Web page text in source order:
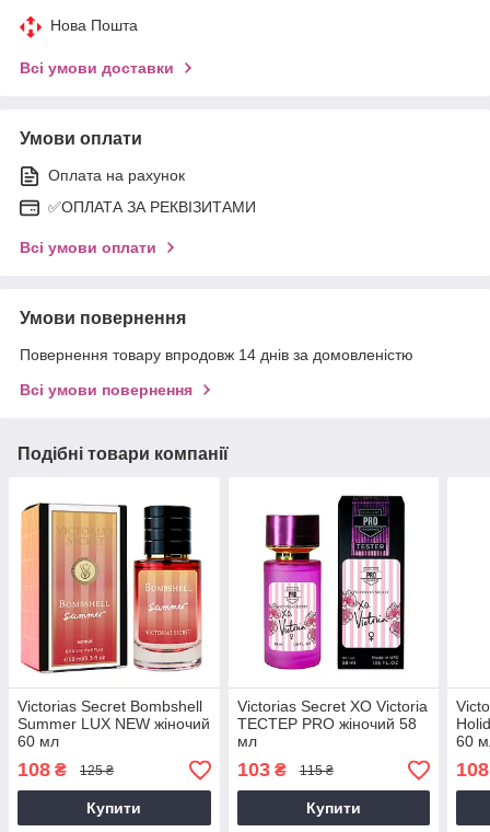
Нова Пошта
Всі умови доставки
Умови оплати
Оплата на рахунок
✅ОПЛАТА ЗА РЕКВІЗИТАМИ
Всі умови оплати
Умови повернення
Повернення товару впродовж 14 днів за домовленістю
Всі умови повернення
Подібні товари компанії
Victorias Secret Bombshell
Summer LUX NEW жіночий
60 мл
108 ₴ 125 ₴
Купити
Victorias Secret XO Victoria
ТЕСТЕР PRO жіночий 58
мл
103₴ 115 ₴
Купити
60
108